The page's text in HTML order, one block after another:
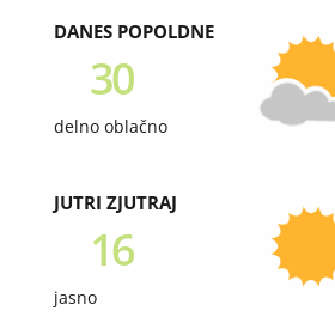
DANES POPOLDNE
30
delno oblačno
JUTRI ZJUTRAJ
16
jasno